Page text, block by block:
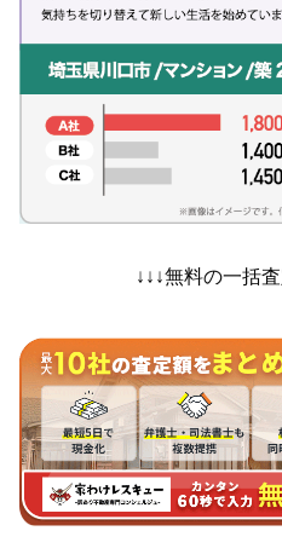
↓↓↓無料の一括